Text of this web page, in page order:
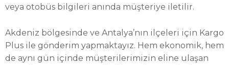
veya otobüs bilgileri anında müşteriye iletilir.
Akdeniz bölgesinde ve Antalya’nın ilçeleri için Kargo
Plus ile gönderim yapmaktayız. Hem ekonomik, hem
de aynı gün içinde müşterilerimizin eline ulaşan